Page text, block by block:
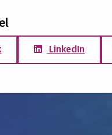
LinkedIn